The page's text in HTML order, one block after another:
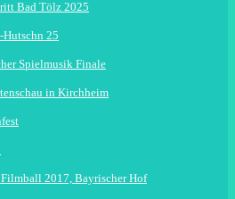
Bad Tölz 2025
25
Spielmusik Finale
in Kirchheim
Filmball 2017, Bayrischer Hof